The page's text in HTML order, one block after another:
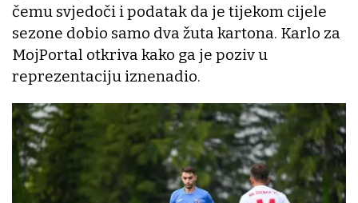
čemu svjedoči i podatak da je tijekom cijele
sezone dobio samo dva žuta kartona. Karlo za
MojPortal otkriva kako ga je poziv u
reprezentaciju iznenadio.